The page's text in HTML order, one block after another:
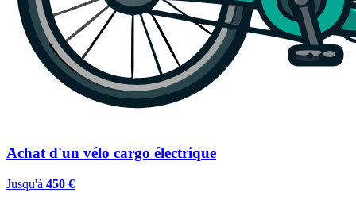
Achat d'un vélo cargo électrique
Jusqu'à 450 €